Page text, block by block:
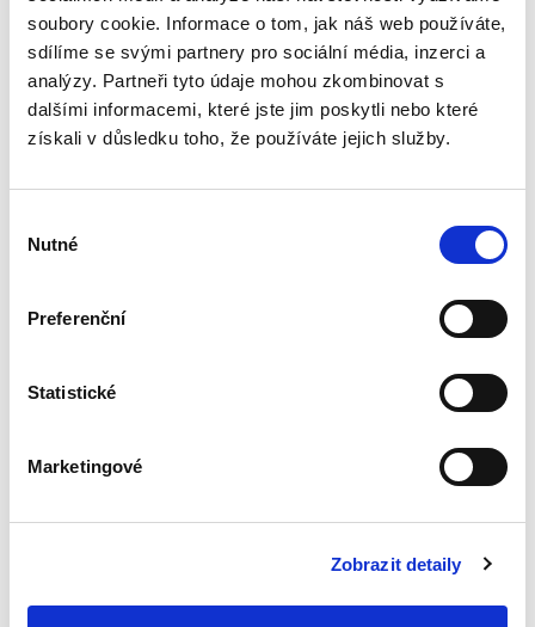
soubory cookie. Informace o tom, jak náš web používáte,
sdílíme se svými partnery pro sociální média, inzerci a
analýzy. Partneři tyto údaje mohou zkombinovat s
dalšími informacemi, které jste jim poskytli nebo které
získali v důsledku toho, že používáte jejich služby.
souhlasu
Nutné
Preferenční
Statistické
Marketingové
Zobrazit detaily
problematiku veřejné podpory, které je, přes
její zásadní význam pro právní i ekonomickou
praxi, věnována v české odborné literatuře jen
zcela okrajová...
způsobené
Josef Bártů
Publikace pojednává o předpokladech vzniku
podle § 2933 až 2935 ObčZ. Nejde ale pouze o